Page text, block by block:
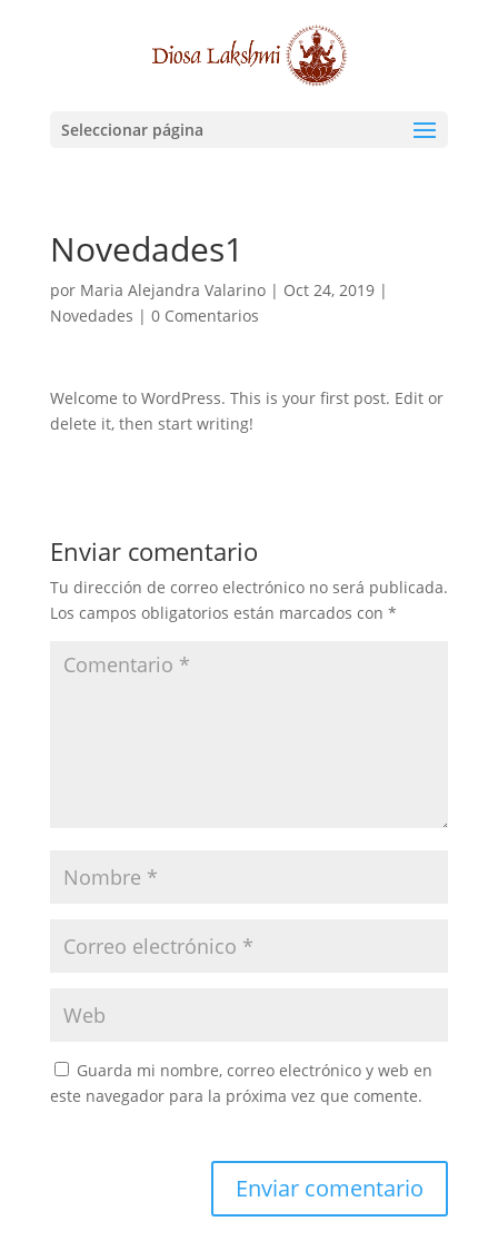
Seleccionar página
Novedades1
por Maria Alejandra Valarino| Oct 24, 2019|
Novedades | 0 Comentarios
Welcome to WordPress. This is your first post. Edit or
delete it, then start writing!
Enviar comentario
Tu dirección de correo electrónico no será publicada.
Los campos obligatorios están marcados con *
Guarda mi nombre, correo electrónico y web en
este navegador para la próxima vez que comente.